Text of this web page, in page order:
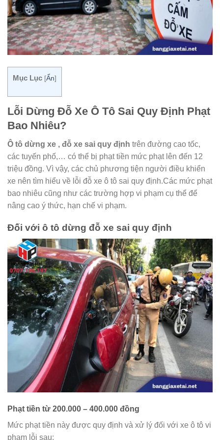
Mục Lục [Ẩn]
Lỗi Dừng Đỗ Xe Ô Tô Sai Quy Định Phạt
Bao Nhiêu?
Ô tô dừng xe , đỗ xe sai quy định trên đường cao tốc,
các tuyến phố,… có thể bị phạt tiền mức phạt lên đến 12
triệu đồng. Vì vậy, các chủ phương tiện người điều khiển
xe nên tìm hiểu về lỗi đỗ xe ô tô sai quy định.Các mức phạt
bao nhiêu cũng như các trường hợp vi phạm cụ thể để
nâng cao ý thức, hạn chế vi phạm.
Đối với ô tô dừng đỗ xe sai quy định
Phạt tiền từ 200.000 – 400.000 đồng
Mức phạt tiền này được quy định và xử lý đối với xe ô tô vi
phạm lỗi sau: